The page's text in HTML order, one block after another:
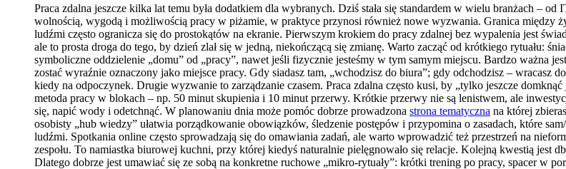
Praca zdalna jeszcze kilka lat temu była dodatkiem dla wybranych. Dziś stała się standardem w wielu branżach –
wolnością, wygodą i możliwością pracy w piżamie, w praktyce przynosi również nowe wyzwania. Granica między
ludźmi często ogranicza się do prostokątów na ekranie. Pierwszym krokiem do pracy zdalnej bez wypalenia jest
ale to prosta droga do tego, by dzień zlał się w jedną, niekończącą się zmianę. Warto zacząć od krótkiego rytuału:
symboliczne oddzielenie „domu” od „pracy”, nawet jeśli fizycznie jesteśmy w tym samym miejscu. Bardzo ważna
zostać wyraźnie oznaczony jako miejsce pracy. Gdy siadasz tam, „wchodzisz do biura”; gdy odchodzisz – wracasz
kiedy na odpoczynek. Drugie wyzwanie to zarządzanie czasem. Praca zdalna często kusi, by „tylko jeszcze
metoda pracy w blokach – np. 50 minut skupienia i 10 minut przerwy. Krótkie przerwy nie są lenistwem, ale
się, napić wody i odetchnąć. W planowaniu dnia może pomóc dobrze prowadzona strona tematyczna na której
osobisty „hub wiedzy” ułatwia porządkowanie obowiązków, śledzenie postępów i przypomina o zasadach, które
ludźmi. Spotkania online często sprowadzają się do omawiania zadań, ale warto wprowadzić też przestrzeń na
zespołu. To namiastka biurowej kuchni, przy której kiedyś naturalnie pielęgnowało się relacje. Kolejną kwestią jest
Dlatego dobrze jest umawiać się ze sobą na konkretne ruchowe „mikro-rytuały”: krótki trening po pracy, spacer w